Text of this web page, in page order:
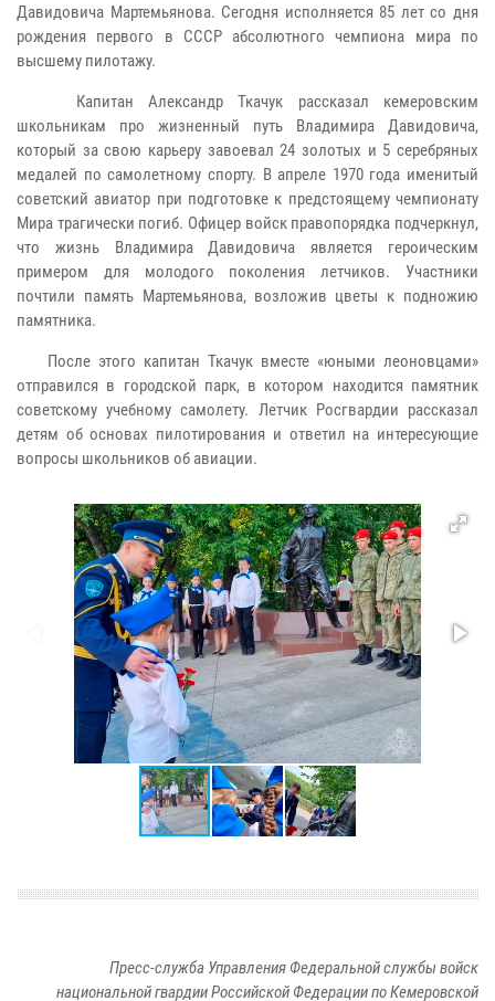
Давидовича Мартемьянова. Сегодня исполняется 85 лет со дня
рождения первого в СССР абсолютного чемпиона мира по
высшему пилотажу.
Капитан Александр Ткачук рассказал кемеровским
школьникам про жизненный путь Владимира Давидовича,
который за свою карьеру завоевал 24 золотых и 5 серебряных
медалей по самолетному спорту. В апреле 1970 года именитый
советский авиатор при подготовке к предстоящему чемпионату
Мира трагически погиб. Офицер войск правопорядка подчеркнул,
что жизнь Владимира Давидовича является героическим
примером для молодого поколения летчиков. Участники
почтили память Мартемьянова, возложив цветы к подножию
памятника.
После этого капитан Ткачук вместе «юными леоновцами»
отправился в городской парк, в котором находится памятник
советскому учебному самолету. Летчик Росгвардии рассказал
детям об основах пилотирования и ответил на интересующие
вопросы школьников об авиации.
Пресс-служба Управления Федеральной службы войск
национальной гвардии Российской Федерации по Кемеровской